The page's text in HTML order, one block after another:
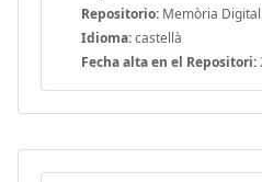
Repositorio: Memòria
Idioma:castellà
Fecha alta en el Repositori: